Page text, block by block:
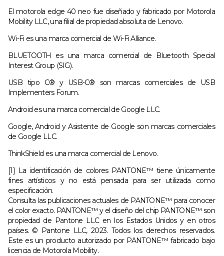
El motorola edge 40 neo fue diseñado y fabricado por Motorola
Mobility LLC, una filial de propiedad absoluta de Lenovo.
Wi-Fi es una marca comercial de Wi-Fi Alliance.
BLUETOOTH es una marca comercial de Bluetooth Special
Interest Group (SIG).
USB tipo C® y USB-C® son marcas comerciales de USB
Implementers Forum.
Android es una marca comercial de Google LLC.
Google, Android y Asistente de Google son marcas comerciales
de Google LLC.
ThinkShield es una marca comercial de Lenovo.
[1] La identificación de colores PANTONE™ tiene únicamente
fines artísticos y no está pensada para ser utilizada como
especificación.
Consulta las publicaciones actuales de PANTONE™ para conocer
el color exacto. PANTONE™ y el diseño del chip PANTONE™ son
propiedad de Pantone LLC en los Estados Unidos y en otros
países. © Pantone LLC, 2023. Todos los derechos reservados.
Este es un producto autorizado por PANTONE™ fabricado bajo
licencia de Motorola Mobility.